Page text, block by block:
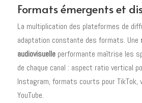
Formats émergents et
La multiplication des plateformes de
adaptation constante des formats. Une
audiovisuelleperformante maîtrise les
de chaque canal : aspect ratio vertical
Instagram, formats courts pour TikTok,
YouTube.